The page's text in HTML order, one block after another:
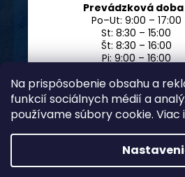
Na prispôsobenie obsahu a
funkcií sociálnych médií a
používame súbory cookie.
Prevádzková doba
Po–Ut: 9:00 – 17:00
St: 8:30 – 15:00
Št: 8:30 – 16:00
Pi: 9:00 – 16:00